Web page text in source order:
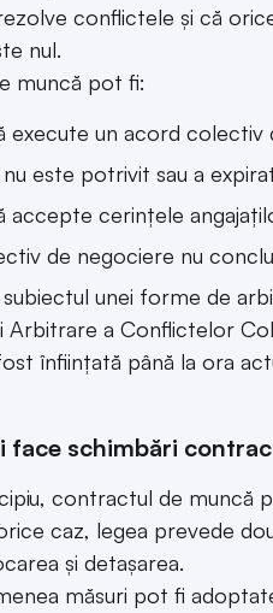
conflictele și că
nul.
muncă pot fi:
execute un acord colectiv
este potrivit sau a
accepte cerințele
de negociere nu
unei forme de
Arbitrare a Conflictelor
înființată până la ora
face schimbări
contractul de
caz, legea prevede
și detașarea.
măsuri pot fi